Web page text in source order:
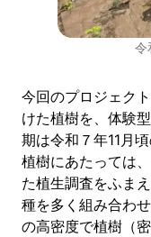
令
今回のプロジェク
けた植樹を、体験
期は令和７年11月頃
植樹にあたっては
た植生調査をふま
種を多く組み合わ
の高密度で植樹（